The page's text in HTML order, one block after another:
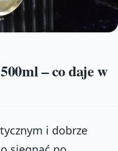
– co daje w
i dobrze